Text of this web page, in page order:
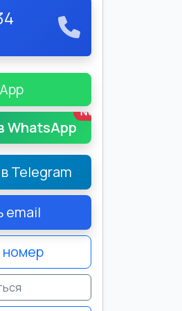
WhatsApp
New
Telegram
email
номер